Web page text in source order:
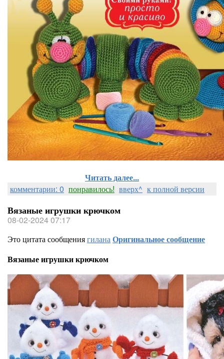
Читать далее...
комментарии: 0 понравилось! вверх^ к полной версии
Вязаные игрушки крючком
08-02-2024 07:17
Это цитата сообщениягиланаОригинальное сообщение
Вязаные игрушки крючком